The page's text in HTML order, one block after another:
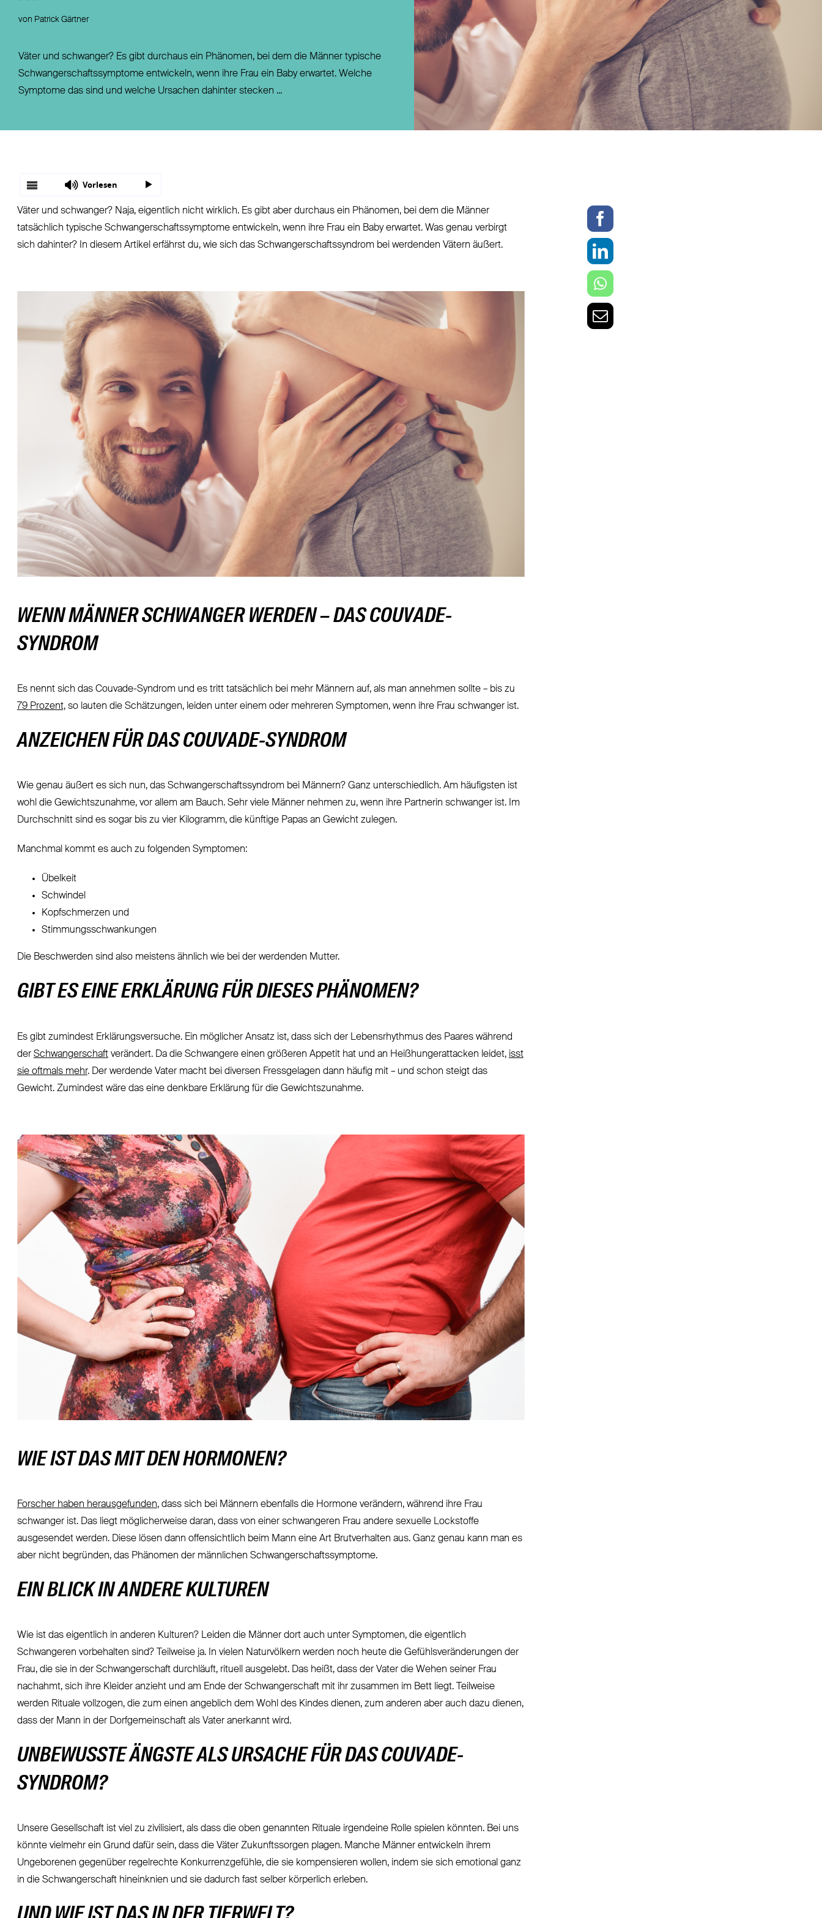
Basisrente / Rürup-Rente
Direktversicherung
Pensionszusage
Pensionsfonds
Unterstützungskasse
von Patrick Gärtner
Väter und schwanger? Es gibt durchaus ein Phänomen, bei dem die Männer typische
Schwangerschaftssymptome entwickeln, wenn ihre Frau ein Baby erwartet. Welche
Symptome das sind und welche Ursachen dahinter stecken ...
Vorlesen
Väter und schwanger? Naja, eigentlich nicht wirklich. Es gibt aber durchaus ein Phänomen, bei dem die Männer
tatsächlich typische Schwangerschaftssymptome entwickeln, wenn ihre Frau ein Baby erwartet. Was genau verbirgt
sich dahinter? In diesem Artikel erfährst du, wie sich das Schwangerschaftssyndrom bei werdenden Vätern äußert.
WENN MÄNNER SCHWANGER WERDEN – DAS COUVADE-
SYNDROM
Es nennt sich das Couvade-Syndrom und es tritt tatsächlich bei mehr Männern auf, als man annehmen sollte – bis zu
79 Prozent,so lauten die Schätzungen, leiden unter einem oder mehreren Symptomen, wenn ihre Frau schwanger ist.
ANZEICHEN FÜR DAS COUVADE-SYNDROM
Wie genau äußert es sich nun, das Schwangerschaftssyndrom bei Männern? Ganz unterschiedlich. Am häufigsten ist
wohl die Gewichtszunahme, vor allem am Bauch. Sehr viele Männer nehmen zu, wenn ihre Partnerin schwanger ist. Im
Durchschnitt sind es sogar bis zu vier Kilogramm, die künftige Papas an Gewicht zulegen.
Manchmal kommt es auch zu folgenden Symptomen:
Übelkeit
Schwindel
Kopfschmerzen und
Stimmungsschwankungen
Die Beschwerden sind also meistens ähnlich wie bei der werdenden Mutter.
GIBT ES EINE ERKLÄRUNG FÜR DIESES PHÄNOMEN?
Es gibt zumindest Erklärungsversuche. Ein möglicher Ansatz ist, dass sich der Lebensrhythmus des Paares während
der Schwangerschaftverändert. Da die Schwangere einen größeren Appetit hat und an Heißhungerattacken leidet, isst
sie oftmals mehr. Der werdende Vater macht bei diversen Fressgelagen dann häufig mit – und schon steigt das
Gewicht. Zumindest wäre das eine denkbare Erklärung für die Gewichtszunahme.
WIE IST DAS MIT DEN HORMONEN?
Forscher haben herausgefunden, dass sich bei Männern ebenfalls die Hormone verändern, während ihre Frau
schwanger ist. Das liegt möglicherweise daran, dass von einer schwangeren Frau andere sexuelle Lockstoffe
ausgesendet werden. Diese lösen dann offensichtlich beim Mann eine Art Brutverhalten aus. Ganz genau kann man es
aber nicht begründen, das Phänomen der männlichen Schwangerschaftssymptome.
EIN BLICK IN ANDERE KULTUREN
Wie ist das eigentlich in anderen Kulturen? Leiden die Männer dort auch unter Symptomen, die eigentlich
Schwangeren vorbehalten sind? Teilweise ja. In vielen Naturvölkern werden noch heute die Gefühlsveränderungen der
Frau, die sie in der Schwangerschaft durchläuft, rituell ausgelebt. Das heißt, dass der Vater die Wehen seiner Frau
nachahmt, sich ihre Kleider anzieht und am Ende der Schwangerschaft mit ihr zusammen im Bett liegt. Teilweise
werden Rituale vollzogen, die zum einen angeblich dem Wohl des Kindes dienen, zum anderen aber auch dazu dienen,
dass der Mann in der Dorfgemeinschaft als Vater anerkannt wird.
UNBEWUSSTE ÄNGSTE ALS URSACHE FÜR DAS COUVADE-
SYNDROM?
Unsere Gesellschaft ist viel zu zivilisiert, als dass die oben genannten Rituale irgendeine Rolle spielen könnten. Bei uns
könnte vielmehr ein Grund dafür sein, dass die Väter Zukunftssorgen plagen. Manche Männer entwickeln ihrem
Ungeborenen gegenüber regelrechte Konkurrenzgefühle, die sie kompensieren wollen, indem sie sich emotional ganz
in die Schwangerschaft hineinknien und sie dadurch fast selber körperlich erleben.